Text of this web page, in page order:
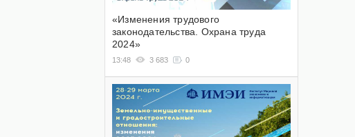
«Изменения трудового
законодательства. Охрана труда
2024»
13:48 3 683 0